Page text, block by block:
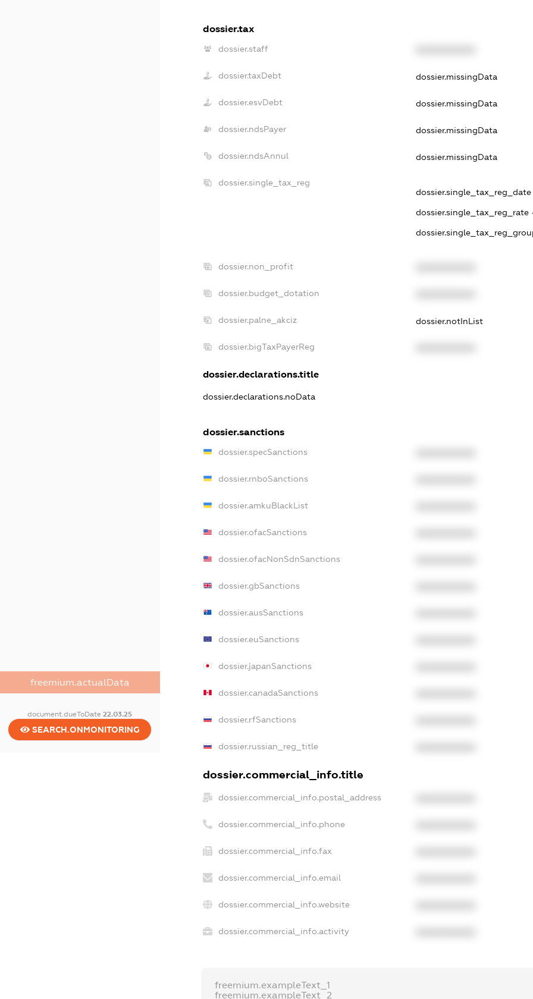
freemium.actualData
document.dueToDate22.03.25
SEARCH.ONMONITORING
dossier.tax
dossier.staff
dossier.taxDebt dossier.missingData
dossier.esvDebt dossier.missingData
dossier.ndsPayer dossier.missingData
dossier.ndsAnnul dossier.missingData
dossier.single_tax_reg
dossier.single_tax_reg_date -
dossier.single_tax_reg_rate
dossier.non_profit
dossier.budget_dotation
dossier.palne_akciz dossier.notInList
dossier.bigTaxPayerReg
dossier.declarations.title
dossier.declarations.noData
dossier.sanctions
dossier.specSanctions
dossier.rnboSanctions
dossier.amkuBlackList
dossier.ofacSanctions
dossier.ofacNonSdnSanctions
dossier.gbSanctions
dossier.ausSanctions
dossier.euSanctions
dossier.japanSanctions
dossier.canadaSanctions
dossier.rfSanctions
dossier.russian_reg_title
dossier.commercial_info.title
dossier.commercial_info.postal_address
dossier.commercial_info.phone
dossier.commercial_info.fax
dossier.commercial_info.email
dossier.commercial_info.website
dossier.commercial_info.activity
freemium.exampleText_1
freemium.exampleText_2